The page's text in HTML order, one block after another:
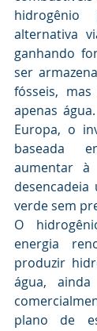
alternativa
ganhando
ser
fósseis,
apenas
Europa, o
baseada
aumentar
verde sem
O
energia
produzir
água,
plano de